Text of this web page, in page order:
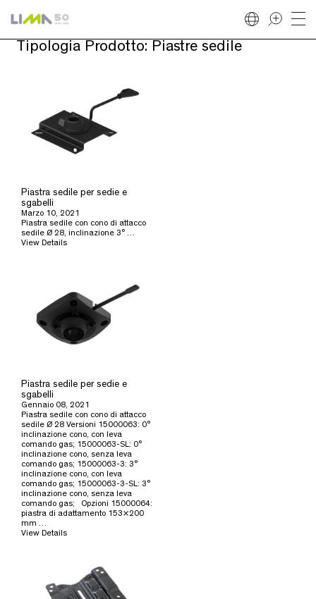
Tipologia Prodotto: Piastre sedile
Piastra sedile per sedie e
sgabelli
Marzo 10, 2021
Piastra sedile con cono di attacco
sedile Ø 28, inclinazione 3° …
View Details
Piastra sedile per sedie e
sgabelli
Gennaio 08, 2021
Piastra sedile con cono di attacco
sedile Ø 28 Versioni 15000063: 0°
inclinazione cono, con leva
comando gas; 15000063-SL: 0°
inclinazione cono, senza leva
comando gas; 15000063-3: 3°
inclinazione cono, con leva
comando gas; 15000063-3-SL: 3°
inclinazione cono, senza leva
comando gas; Opzioni 15000064:
piastra di adattamento 153×200
mm …
View Details